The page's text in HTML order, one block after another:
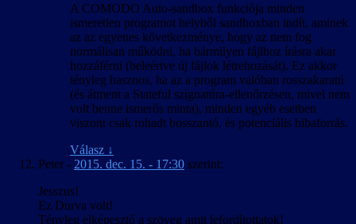
A COMODO Auto-sandbox funkciója minden
ismeretlen programot helyből sandboxban indít, aminek
az az egyenes következménye, hogy az nem fog
normálisan működni, ha bármilyen fájlhoz írásra akar
hozzáférni (beleértve új fájlok létrehozását). Ez akkor
tényleg hasznos, ha az a program valóban rosszakaratú
(és átment a Stateful szignatúra-ellenőrzésen, mivel nem
volt benne ismerős minta), minden egyéb esetben
viszont csak rohadt bosszantó, és potenciális hibaforrás.
Válasz ↓
Peter - 2015. dec. 15. - 17:30 szerint:
Jesszus!
Ez Durva volt!
Tényleg elképesztő a szöveg amit lefordítottatok!